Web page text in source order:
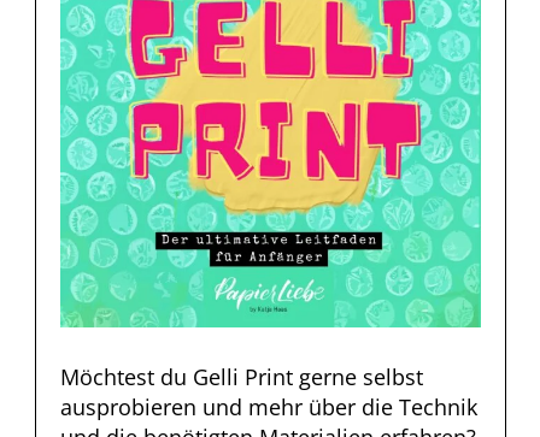
Möchtest du Gelli Print gerne selbst
ausprobieren und mehr über die Technik